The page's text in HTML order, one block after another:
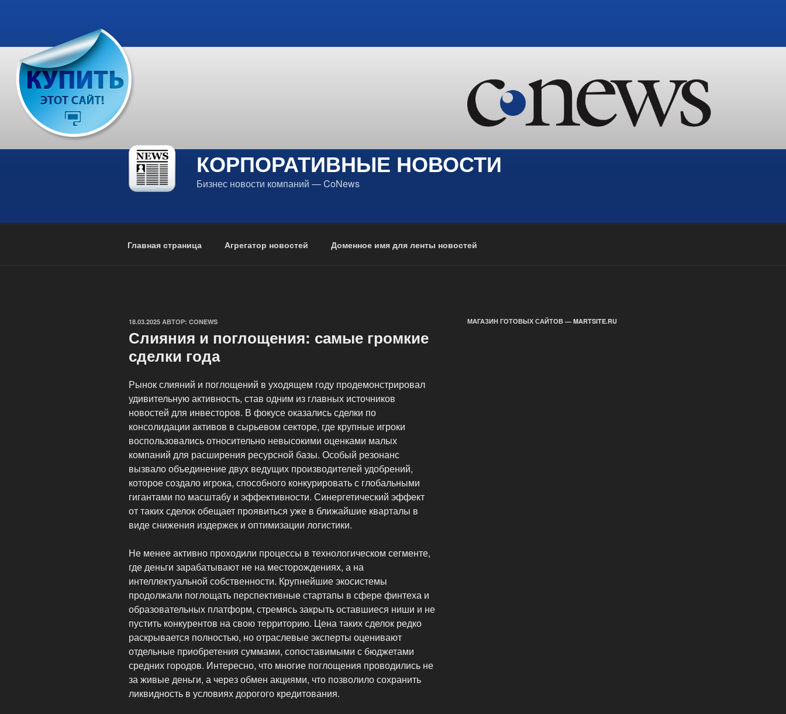
КОРПОРАТИВНЫЕ НОВОСТИ
Бизнес новости компаний — CoNews
Главная страница Агрегатор новостей Доменное имя для ленты новостей
ОПУБЛИКОВАНО
18.03.2025 АВТОР: CONEWS
Слияния и поглощения: самые громкие
сделки года
Рынок слияний и поглощений в уходящем году продемонстрировал
удивительную активность, став одним из главных источников
новостей для инвесторов. В фокусе оказались сделки по
консолидации активов в сырьевом секторе, где крупные игроки
воспользовались относительно невысокими оценками малых
компаний для расширения ресурсной базы. Особый резонанс
вызвало объединение двух ведущих производителей удобрений,
которое создало игрока, способного конкурировать с глобальными
гигантами по масштабу и эффективности. Синергетический эффект
от таких сделок обещает проявиться уже в ближайшие кварталы в
виде снижения издержек и оптимизации логистики.
Не менее активно проходили процессы в технологическом сегменте,
где деньги зарабатывают не на месторождениях, а на
интеллектуальной собственности. Крупнейшие экосистемы
продолжали поглощать перспективные стартапы в сфере финтеха и
образовательных платформ, стремясь закрыть оставшиеся ниши и не
пустить конкурентов на свою территорию. Цена таких сделок редко
раскрывается полностью, но отраслевые эксперты оценивают
отдельные приобретения суммами, сопоставимыми с бюджетами
средних городов. Интересно, что многие поглощения проводились не
за живые деньги, а через обмен акциями, что позволило сохранить
ликвидность в условиях дорогого кредитования.
МАГАЗИН ГОТОВЫХ САЙТОВ — MARTSITE.RU